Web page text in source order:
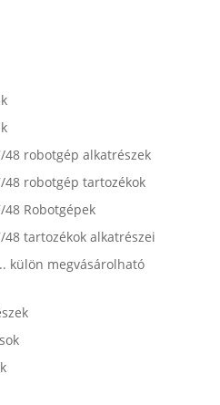
robotgép alkatrészek
robotgép tartozékok
Robotgépek
tartozékok alkatrészei
külön megvásárolható